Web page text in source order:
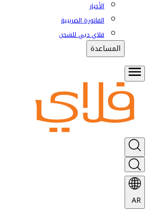
الأخبار
الفاتورة الضريبية
فلاي دبي للشحن
المساعدة
AR